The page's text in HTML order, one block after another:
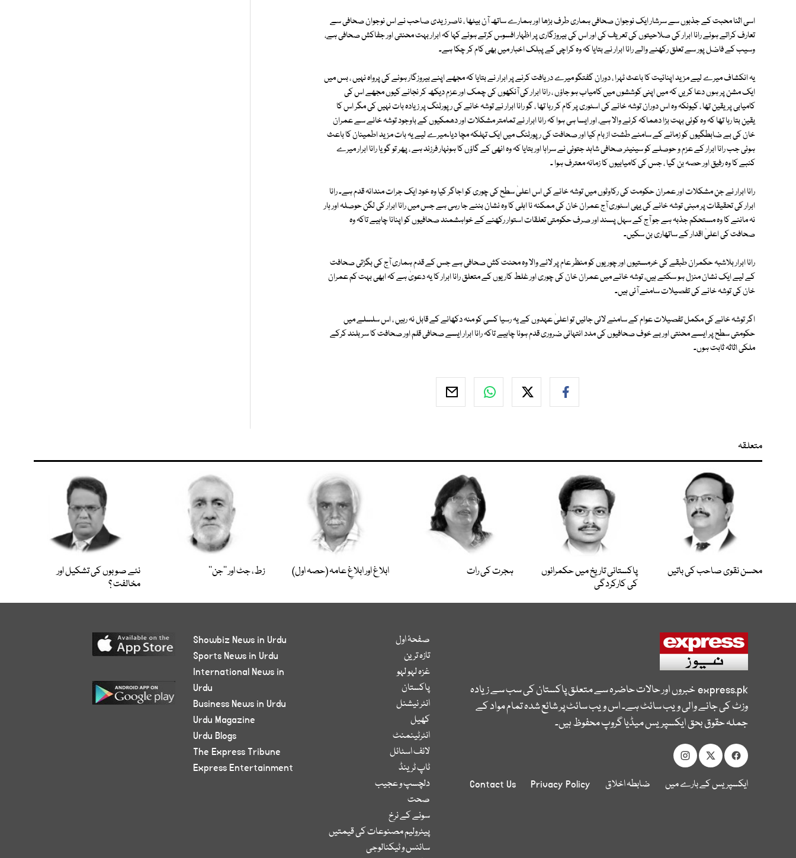
اسی اثنا محبت کے جذبوں سے سرشار ایک نوجوان صحافی ہماری طرف بڑھا اور ہمارے ساتھ آن بیٹھا ، ناصر زیدی صاحب نے اس نوجوان صحافی سے
تعارف کراتے ہوئے رانا ابرار کی صلاحیتوں کی تعریف کی اور اس کی بیروزگاری پر اظہار افسوس کرتے ہوئے کہا کہ ابرار بہت محنتی اور جفاکش صحافی ہے،
وسیب کے فاضل پور سے تعلق رکھنے والے رانا ابرار نے بتایا کہ وہ کراچی کے پبلک اخبار میں بھی کام کر چکا ہے۔
یہ انکشاف میرے لیے مزید اپنائیت کا باعث ٹہرا ، دوران گفتگو میرے دریافت کرنے پر ابرار نے بتایا کہ مجھے اپنے بیروزگار ہونے کی پرواہ نہیں ، بس میں
ایک مشن پر ہوں دعا کریں کہ میں اپنی کوششوں میں کامیاب ہو جاؤں ، رانا ابرار کی آنکھوں کی چمک اور عزم دیکھ کر نجانے کیوں مجھے اس کی
کامیابی پر یقین تھا ، کیونکہ وہ اس دوران توشہ خانے کی اسٹوری پر کام کر رہا تھا ، گو رانا ابرار نے توشہ خانے کی رپورٹنگ پر زیادہ بات نہیں کی مگر اس کا
یقین بتا رہا تھا کہ وہ کوئی بہت بڑا دھماکہ کرنے والا ہے، اور ایسا ہی ہوا کہ رانا ابرار نے تمامتر مشکلات اور دھمکیوں کے باوجود توشہ خانے سے عمران
خان کی بے ضابطگیوں کو زمانے کے سامنے طشت از بام کیا اور صحافت کی رپورٹنگ میں ایک تہلکہ مچا دیا۔میرے لیے یہ بات مزید اطمینان کا باعث
ہوئی جب رانا ابرار کے عزم و حوصلے کو سینیئر صحافی شاہد جتوئی نے سراہا اور بتایا کہ وہ انھی کے گاؤں کا ہونہار فرزند ہے ، پھر تو گویا رانا ابرار میرے
کنبے کا وہ رفیق اور حصہ بن گیا ، جس کی کامیابیوں کا زمانہ معترف ہوا ۔
رانا ابرار نے جن مشکلات اور عمران حکومت کی رکاوٹوں میں توشہ خانے کی اس اعلیٰ سطح کی چوری کو اجاگر کیا وہ خود ایک جرات مندانہ قدم ہے۔ رانا
ابرار کی تحقیقات پر مبنی توشہ خانے کی یہی اسٹوری آج عمران خان کی ممکنہ نا اہلی کا وہ نشان بننے جا رہی ہے جس میں رانا ابرار کی لگن حوصلہ اور ہار
نہ ماننے کا وہ مستحکم جذبہ ہے جو آج کے سہل پسند اور صرف حکومتی تعلقات استوار رکھنے کے خواہشمند صحافیوں کو اپنانا چاہیے تاکہ وہ
صحافت کی اعلیٰ اقدار کے ساتھاری بن سکیں۔
رانا ابرار بلاشبہ حکمران طبقے کی خرمستیوں اور چوریوں کو منظر عام پر لانے والا وہ محنت کش صحافی ہے جس کے قدم ہماری آج کی بگڑتی صحافت
کے لیے ایک نشان منزل ہو سکتے ہیں، توشہ خانے میں عمران خان کی چوری اور غلط کاریوں کے متعلق رانا ابرار کا یہ دعویٰ ہے کہ ابھی بہت کم عمران
خان کی توشہ خانے کی تفصیلات سامنے آئی ہیں۔
اگر توشہ خانے کی مکمل تفصیلات عوام کے سامنے لائی جائیں تو اعلیٰ عہدوں کے یہ رسیا کسی کو منہ دکھانے کے قابل نہ رہیں ، اس سلسلے میں
حکومتی سطح پر ایسے محنتی اور بے خوف صحافیوں کی مدد انتہائی ضروری قدم ہونا چاہیے تاکہ رانا ابرار ایسے صحافی قلم اور صحافت کا سر بلند کرکے
ملکی اثاثہ ثابت ہوں۔
متعلقہ
محسن نقوی صاحب کی باتیں
پاکستانی تاریخ میں حکمرانوں
کی کارکردگی
ہجرت کی رات ابلاغ اور ابلاغِ عامہ (حصہ اول) زط، جٹ اور ’’جن‘‘
نئے صوبوں کی تشکیل اور
مخالفت ؟
express.pkخبروں اور حالات حاضرہ سے متعلق پاکستان کی سب سے زیادہ
وزٹ کی جانے والی ویب سائٹ ہے۔ اس ویب سائٹ پر شائع شدہ تمام مواد کے
جملہ حقوق بحق ایکسپریس میڈیا گروپ محفوظ ہیں۔
ایکسپریس کے بارے میں ضابطہ اخلاق Privacy Policy
Contact Us
صفحۂ اول
تازہ ترین
غزہ لہو لہو
پاکستان
انٹر نیشنل
کھیل
انٹرٹینمنٹ
لائف اسٹائل
ٹاپ ٹرینڈ
دلچسپ و عجیب
صحت
سونے کے نرخ
پیٹرولیم مصنوعات کی قیمتیں
سائنس و ٹیکنالوجی
Showbiz News in Urdu
Sports News in Urdu
International News in
Urdu
Business News in Urdu
Urdu Magazine
Urdu Blogs
The Express Tribune
Express Entertainment